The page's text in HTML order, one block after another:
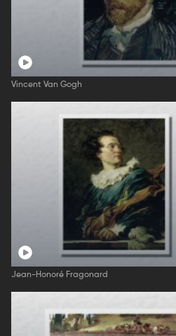
Vincent Van Gogh
Jean-Honoré Fragonard